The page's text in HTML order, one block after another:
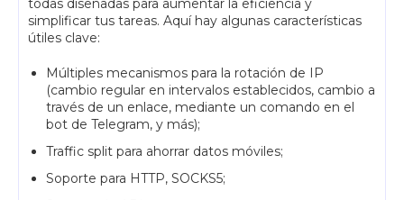
todas diseñadas para aumentar la eficiencia y
simplificar tus tareas. Aquí hay algunas características
útiles clave:
Múltiples mecanismos para la rotación de IP
(cambio regular en intervalos establecidos, cambio a
través de un enlace, mediante un comando en el
bot de Telegram, y más);
Traffic split para ahorrar datos móviles;
Soporte para HTTP, SOCKS5;